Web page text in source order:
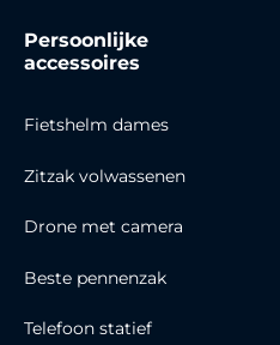
Persoonlijke
accessoires
Fietshelm dames
Zitzak volwassenen
Drone met camera
Beste pennenzak
Telefoon statief